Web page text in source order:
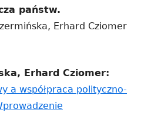
państw.
Erhard Cziomer
Erhard Cziomer:
a współpraca polityczno-